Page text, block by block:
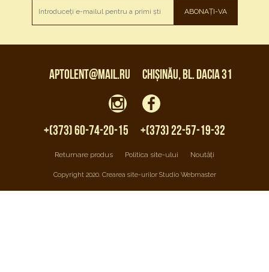
ABONAȚI-VA
aptolent@mail.ru Chișinău, bl. Dacia 31
+(373) 60-74-20-15 +(373) 22-57-19-32
Returnare produs Politica site-ului Noutăți
Copyright 2020. Crearea site-urilor Studio Webmaster